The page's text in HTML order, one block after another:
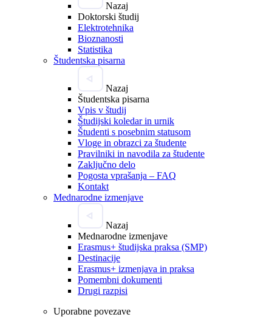
Nazaj
Doktorski študij
Elektrotehnika
Bioznanosti
Statistika
Študentska pisarna
Nazaj
Študentska pisarna
Vpis v študij
Študijski koledar in urnik
Študenti s posebnim statusom
Vloge in obrazci za študente
Pravilniki in navodila za študente
Zaključno delo
Pogosta vprašanja – FAQ
Kontakt
Mednarodne izmenjave
Nazaj
Mednarodne izmenjave
Erasmus+ študijska praksa (SMP)
Destinacije
Erasmus+ izmenjava in praksa
Pomembni dokumenti
Drugi razpisi
Uporabne povezave